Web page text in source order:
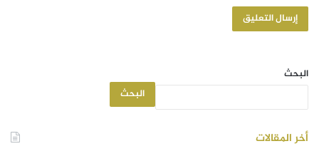
البحث
البحث
أخر المقالات